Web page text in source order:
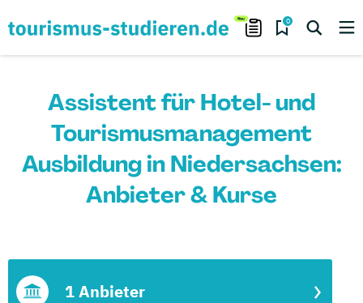
0
Assistent für Hotel- und
Tourismusmanagement
Ausbildung in Niedersachsen:
Anbieter & Kurse
1 Anbieter